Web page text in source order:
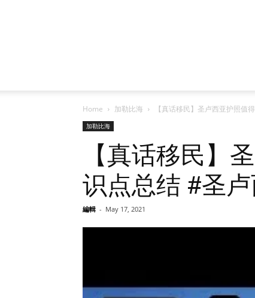
Home 加勒比海 【真话移民】圣卢西亚护照
加勒比海
【真话移民】
识点总结 #圣
編輯 - May 17, 2021